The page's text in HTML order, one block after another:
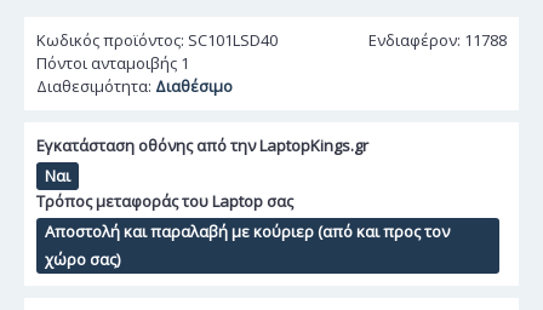
Ενδιαφέρον: 11788
Κωδικός προϊόντος: SC101LSD40
Πόντοι ανταμοιβής 1
Διαθεσιμότητα: Διαθέσιμο
Εγκατάσταση οθόνης από την LaptopKings.gr
Ναι
Τρόπος μεταφοράς του Laptop σας
Αποστολή και παραλαβή με κούριερ (από και προς τον
χώρο σας)